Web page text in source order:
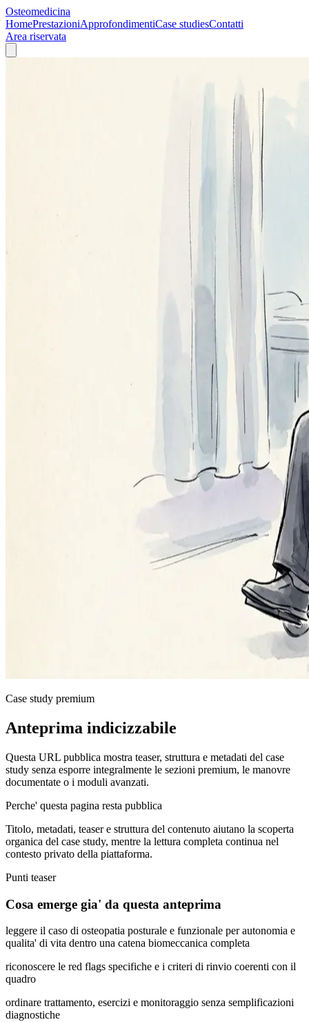
Osteomedicina
HomePrestazioniApprofondimentiCase studiesContatti
Area riservata
Case study premium
Anteprima indicizzabile
Questa URL pubblica mostra teaser, struttura e metadati del case
study senza esporre integralmente le sezioni premium, le manovre
documentate o i moduli avanzati.
Perche' questa pagina resta pubblica
Titolo, metadati, teaser e struttura del contenuto aiutano la scoperta
organica del case study, mentre la lettura completa continua nel
contesto privato della piattaforma.
Punti teaser
Cosa emerge gia' da questa anteprima
leggere il caso di osteopatia posturale e funzionale per autonomia e
qualita' di vita dentro una catena biomeccanica completa
riconoscere le red flags specifiche e i criteri di rinvio coerenti con il
quadro
ordinare trattamento, esercizi e monitoraggio senza semplificazioni
diagnostiche